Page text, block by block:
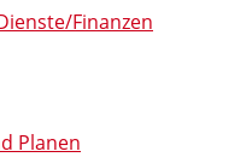
Finanzen
Planen